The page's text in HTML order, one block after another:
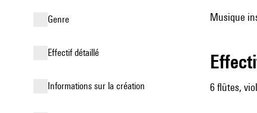
genre
effectif détaillé
informations sur la création
Musique
6 flûtes,